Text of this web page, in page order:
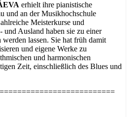
erhielt ihre pianistische
und an der Musikhochschule
Meisterkurse und
Ausland haben sie zu einer
werden lassen. Sie hat früh damit
und eigene Werke zu
und harmonischen
Zeit, einschließlich des Blues und